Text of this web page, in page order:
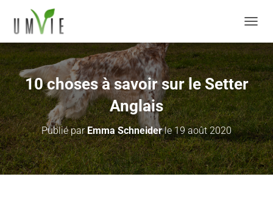
10 choses à savoir sur le Setter
Anglais
Publié parEmma Schneiderle19 août 2020